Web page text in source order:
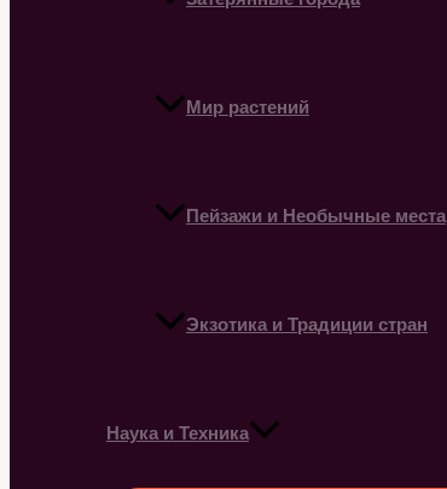
Мир растений
Пейзажи и Необычные места
Экзотика и Традиции стран
Наука и Техника